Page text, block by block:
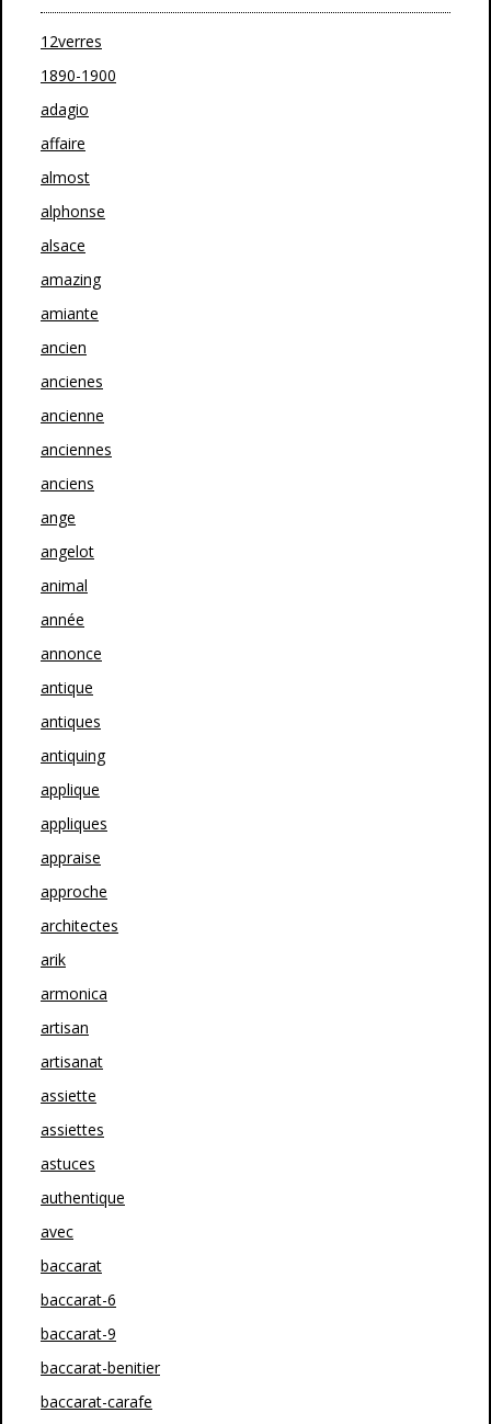
12verres
1890-1900
adagio
affaire
almost
alphonse
alsace
amazing
amiante
ancien
ancienes
ancienne
anciennes
anciens
ange
angelot
animal
année
annonce
antique
antiques
antiquing
applique
appliques
appraise
approche
architectes
arik
armonica
artisan
artisanat
assiette
assiettes
astuces
authentique
avec
baccarat
baccarat-6
baccarat-9
baccarat-benitier
baccarat-carafe